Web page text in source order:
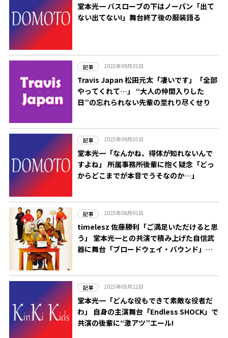
堂本光一 バスローブの下はノーパン「出て
ない出てない!」舞台終了後の服装語る
記事 2025年09月01日
Travis Japan 松田元太「凄いです」「全部
やってくれて…」 “大人の仲間入りした
日”の忘れられない先輩の至れり尽くせり
記事 2025年09月01日
堂本光一「なんかね、得体が知れないんで
すよね」 所属事務所後輩に抱く疑念「どっ
からどこまでが本音でうそなのか…」
記事 2025年06月01日
timelesz 佐藤勝利「ご満足いただけると思
う」 堂本光一との共演で積み上げた自信武
器に舞台「ブロードウェイ・バウンド」で
記事 2025年05月22日
堂本光一「どんな役もできて素敵な役者だ
わ」 自身の主演舞台「Endless SHOCK」で
共演の後輩に“激アツ”エール!